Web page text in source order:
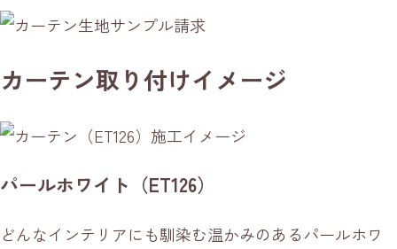
カーテン取り付けイメージ
パールホワイト（ET126）
どんなインテリアにも馴染む温かみのあるパールホワ